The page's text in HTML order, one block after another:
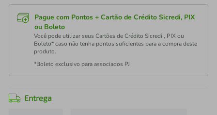
Pague com Pontos + Cartão de Crédito Sicredi, PIX
ou Boleto
Você pode utilizar seus Cartões de Crédito Sicredi , PIX ou
Boleto* caso não tenha pontos suficientes para a compra deste
produto.
*Boleto exclusivo para associados PJ
Entrega